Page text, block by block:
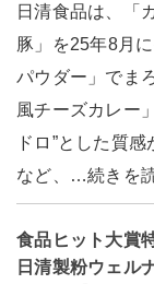
日清食品は、「
豚」を25年8月
パウダー」でま
風チーズカレー
ドロ”とした質感
など、…続きを
食品ヒット大賞
日清製粉ウェル